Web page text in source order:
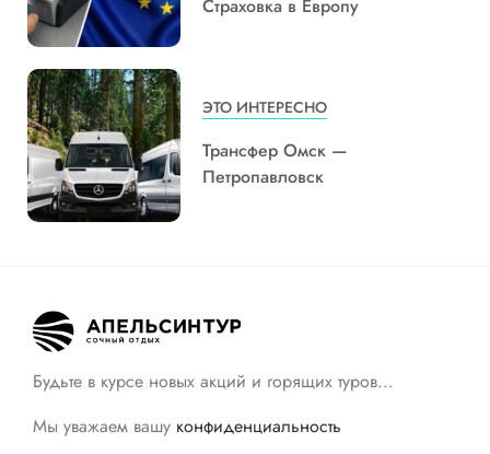
Страховка в Европу
ЭТО ИНТЕРЕСНО
Трансфер Омск —
Петропавловск
Будьте в курсе новых акций и горящих туров…
Мы уважаем вашу конфиденциальность